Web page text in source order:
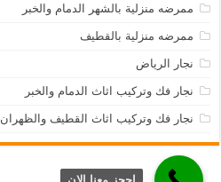
ممرضه منزلية بالشهر الدمام والخبر
ممرضه منزلية بالقطيف
نجار الرياض
نجار فك وتركيب اثاث الدمام والخبر
نجار فك وتركيب اثاث القطيف والظهران